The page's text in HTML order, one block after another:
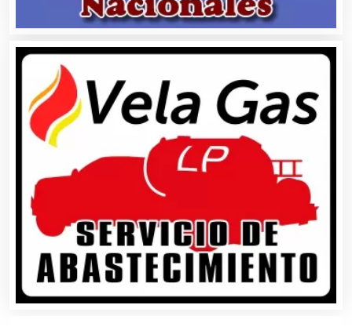
Boutiques
Buceo
Cajas de Ahorro
Cámaras de Comercio
Camiones para Fletes